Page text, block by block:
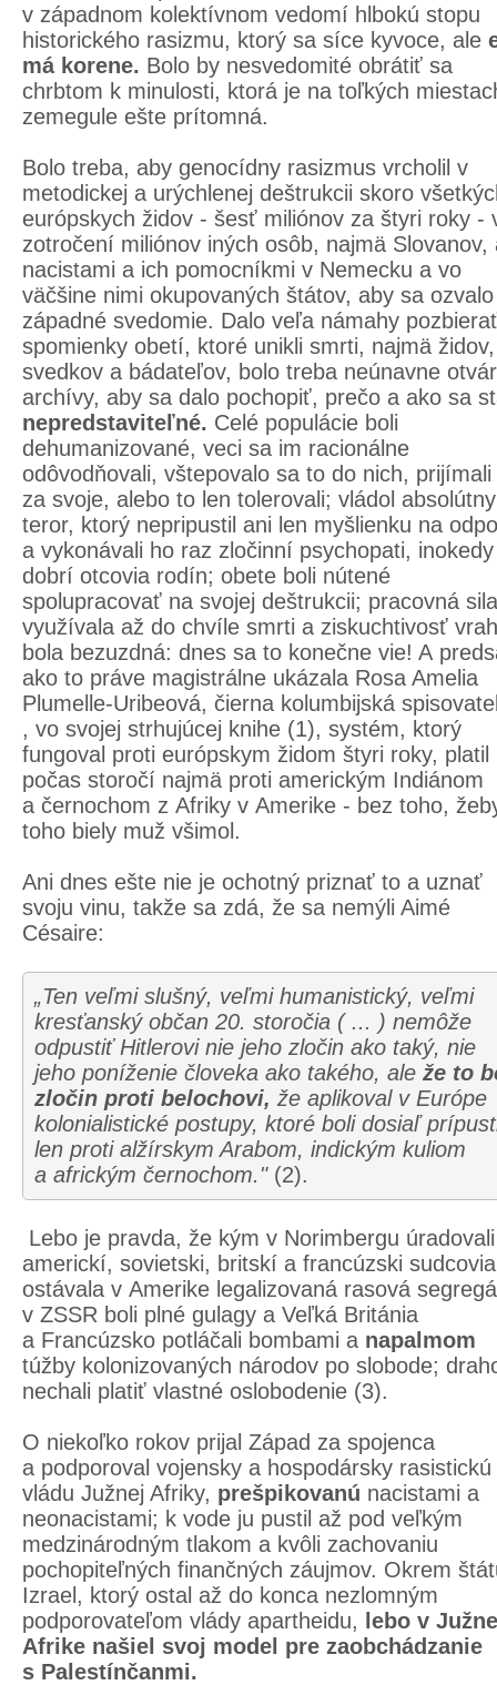
v západnom kolektívnom vedomí hlbokú stopu
historického rasizmu, ktorý sa síce kyvoce, ale
má korene. Bolo by nesvedomité obrátiť sa
chrbtom k minulosti, ktorá je na toľkých
zemegule ešte prítomná.
Bolo treba, aby genocídny rasizmus vrcholil v
metodickej a urýchlenej deštrukcii skoro
európskych židov - šesť miliónov za štyri roky -
zotročení miliónov iných osôb, najmä Slovanov,
nacistami a ich pomocníkmi v Nemecku a vo
väčšine nimi okupovaných štátov, aby sa ozvalo
západné svedomie. Dalo veľa námahy
spomienky obetí, ktoré unikli smrti, najmä židov,
svedkov a bádateľov, bolo treba neúnavne
archívy, aby sa dalo pochopiť, prečo a ako sa
nepredstaviteľné. Celé populácie boli
dehumanizované, veci sa im racionálne
odôvodňovali, vštepovalo sa to do nich, prijímali
za svoje, alebo to len tolerovali; vládol absolútny
teror, ktorý nepripustil ani len myšlienku na
a vykonávali ho raz zločinní psychopati, inokedy
dobrí otcovia rodín; obete boli nútené
spolupracovať na svojej deštrukcii; pracovná
využívala až do chvíle smrti a ziskuchtivosť
bola bezuzdná: dnes sa to konečne vie! A
ako to práve magistrálne ukázala Rosa Amelia
Plumelle-Uribeová, čierna kolumbijská
, vo svojej strhujúcej knihe (1), systém, ktorý
fungoval proti európskym židom štyri roky, platil
počas storočí najmä proti americkým Indiánom
a černochom z Afriky v Amerike - bez toho,
toho biely muž všimol.
Ani dnes ešte nie je ochotný priznať to a uznať
svoju vinu, takže sa zdá, že sa nemýli Aimé
Césaire:
„Ten veľmi slušný, veľmi humanistický, veľmi
kresťanský občan 20. storočia ( ... ) nemôže
odpustiť Hitlerovi nie jeho zločin ako taký, nie
jeho poníženie človeka ako takého, ale že to
zločin proti belochovi, že aplikoval v Európe
kolonialistické postupy, ktoré boli dosiaľ
len proti alžírskym Arabom, indickým kuliom
a africkým černochom." (2).
Lebo je pravda, že kým v Norimbergu úradovali
americkí, sovietski, britskí a francúzski
ostávala v Amerike legalizovaná rasová
v ZSSR boli plné gulagy a Veľká Británia
a Francúzsko potláčali bombami a napalmom
túžby kolonizovaných národov po slobode;
nechali platiť vlastné oslobodenie (3).
O niekoľko rokov prijal Západ za spojenca
a podporoval vojensky a hospodársky rasistickú
vládu Južnej Afriky, prešpikovanú nacistami a
neonacistami; k vode ju pustil až pod veľkým
medzinárodným tlakom a kvôli zachovaniu
pochopiteľných finančných záujmov. Okrem
Izrael, ktorý ostal až do konca nezlomným
podporovateľom vlády apartheidu,
lebo v
Afrike našiel svoj model pre zaobchádzanie
s Palestínčanmi.